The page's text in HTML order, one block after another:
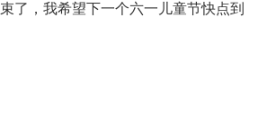
了，我希望下一个六一儿童节快点到